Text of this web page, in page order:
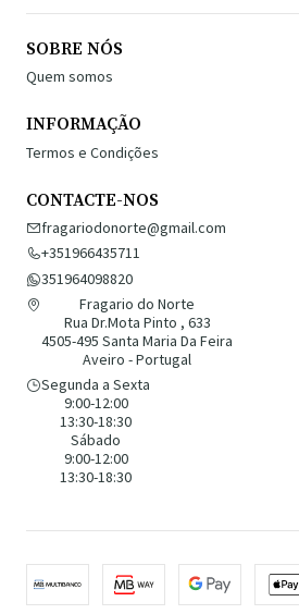
SOBRE NÓS
Quem somos
INFORMAÇÃO
Termos e Condições
CONTACTE-NOS
fragariodonorte@gmail.com
+351966435711
351964098820
Fragario do Norte
Rua Dr.Mota Pinto , 633
4505-495 Santa Maria Da Feira
Aveiro - Portugal
Segunda a Sexta
9:00-12:00
13:30-18:30
Sábado
9:00-12:00
13:30-18:30